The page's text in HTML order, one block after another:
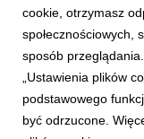
Własności
twórczości jest
2 3
cookie, otrzymasz
społecznościowych,
sposób
„Ustawienia plików
podstawowego
być odrzucone.